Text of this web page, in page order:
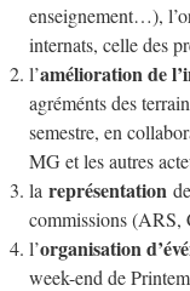
enseignement…),
internats, celle des
l’amélioration de
agréménts des
semestre, en
MG et les autres
la représentation
commissions
l’organisation
week-end de